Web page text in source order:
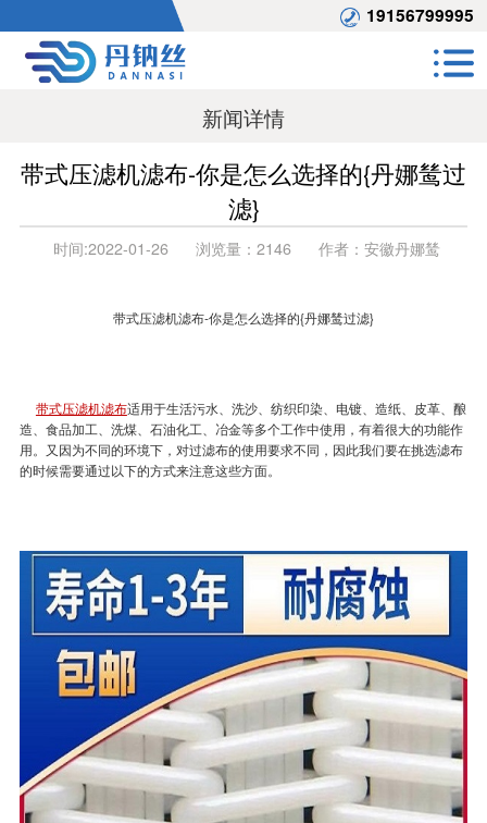
19156799995
新闻详情
带式压滤机滤布-你是怎么选择的{丹娜鸶过
滤}
时间:2022-01-26 浏览量： 2146 作者： 安徽丹娜鸶
带式压滤机滤布-你是怎么选择的{丹娜鸶过滤}
带式压滤机滤布适用于生活污水、洗沙、纺织印染、电镀、造纸、皮革、酿
造、食品加工、洗煤、石油化工、冶金等多个工作中使用，有着很大的功能作
用。又因为不同的环境下，对过滤布的使用要求不同，因此我们要在挑选滤布
的时候需要通过以下的方式来注意这些方面。